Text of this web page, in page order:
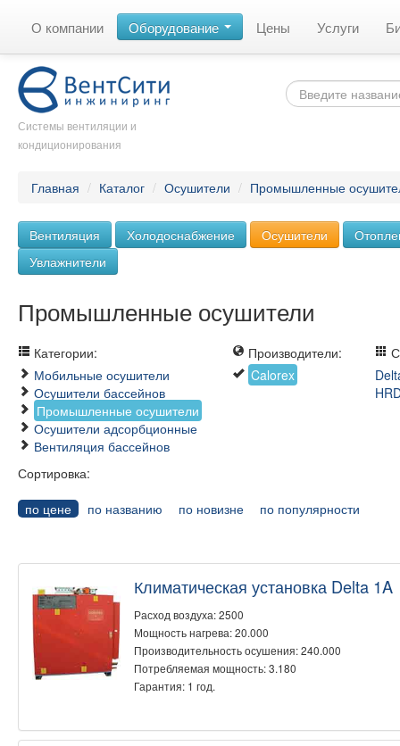
О компании Оборудование Цены Услуги
Системы вентиляции и
кондиционирования
Главная / Каталог / Осушители / Промышленные
Вентиляция Холодоснабжение Осушители
Увлажнители
Промышленные осушители
Категории:
Мобильные осушители
Осушители бассейнов
Промышленные осушители
Осушители адсорбционные
Вентиляция бассейнов
Производители:
Calorex
Сортировка:
по цене
по названию по новизне по популярности
Климатическая установка Delta 1A
Расход воздуха: 2500
Мощность нагрева: 20.000
Производительность осушения: 240.000
Потребляемая мощность: 3.180
Гарантия: 1 год.